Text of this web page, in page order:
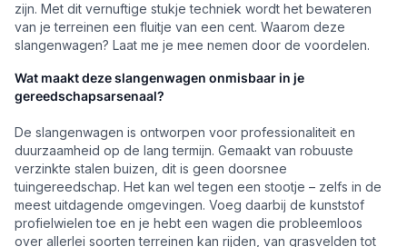
zijn. Met dit vernuftige stukje techniek wordt het bewateren
van je terreinen een fluitje van een cent. Waarom deze
slangenwagen? Laat me je mee nemen door de voordelen.
Wat maakt deze slangenwagen onmisbaar in je
gereedschapsarsenaal?
De slangenwagen is ontworpen voor professionaliteit en
duurzaamheid op de lang termijn. Gemaakt van robuuste
verzinkte stalen buizen, dit is geen doorsnee
tuingereedschap. Het kan wel tegen een stootje – zelfs in de
meest uitdagende omgevingen. Voeg daarbij de kunststof
profielwielen toe en je hebt een wagen die probleemloos
over allerlei soorten terreinen kan rijden, van grasvelden tot